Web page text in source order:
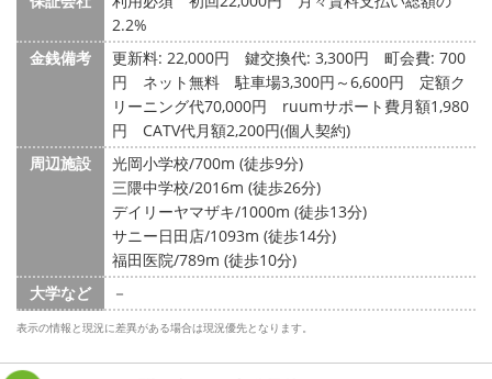
2.2%
金銭備考
更新料: 22,000円 鍵交換代: 3,300円
町会費: 700
円
ネット無料 駐車場3,300円～6,600円 定額ク
リーニング代70,000円 ruumサポート費月額1,980
円 CATV代月額2,200円(個人契約)
周辺施設
光岡小学校/700m (徒歩9分)
三隈中学校/2016m (徒歩26分)
デイリーヤマザキ/1000m (徒歩13分)
サニー日田店/1093m (徒歩14分)
福田医院/789m (徒歩10分)
大学など
－
表示の情報と現況に差異がある場合は現況優先となります。